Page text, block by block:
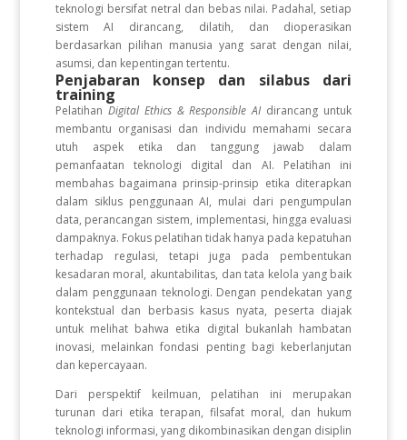
teknologi bersifat netral dan bebas nilai. Padahal, setiap
sistem AI dirancang, dilatih, dan dioperasikan
berdasarkan pilihan manusia yang sarat dengan nilai,
asumsi, dan kepentingan tertentu.
Penjabaran konsep dan silabus dari
training
Pelatihan Digital Ethics & Responsible AIdirancang untuk
membantu organisasi dan individu memahami secara
utuh aspek etika dan tanggung jawab dalam
pemanfaatan teknologi digital dan AI. Pelatihan ini
membahas bagaimana prinsip-prinsip etika diterapkan
dalam siklus penggunaan AI, mulai dari pengumpulan
data, perancangan sistem, implementasi, hingga evaluasi
dampaknya. Fokus pelatihan tidak hanya pada kepatuhan
terhadap regulasi, tetapi juga pada pembentukan
kesadaran moral, akuntabilitas, dan tata kelola yang baik
dalam penggunaan teknologi. Dengan pendekatan yang
kontekstual dan berbasis kasus nyata, peserta diajak
untuk melihat bahwa etika digital bukanlah hambatan
inovasi, melainkan fondasi penting bagi keberlanjutan
dan kepercayaan.
Dari perspektif keilmuan, pelatihan ini merupakan
turunan dari etika terapan, filsafat moral, dan hukum
teknologi informasi, yang dikombinasikan dengan disiplin